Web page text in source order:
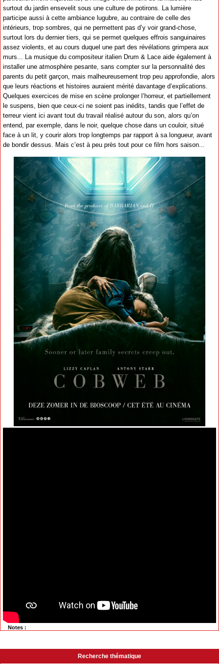
surtout du jardin ensevelit sous une culture de potirons. La lumière
participe aussi à cette ambiance lugubre, au contraire de celle des
intérieurs, trop sombres, qui ne permettent pas d’y voir grand-chose,
surtout lors du dernier tiers, qui se permet quelques effrois sanguinaires
assez violents, et au cours duquel une part des révélations grimpera aux
murs... La musique du compositeur italien Drum & Lace aide également à
installer une atmosphère pesante, sans compter sur la personnalité des
parents du petit garçon, mais malheureusement trop peu approfondie, alors
que leurs réactions et histoires auraient mérité davantage d’explications.
Quelques exercices de mise en scène prolonger l’horreur, et partiellement
le suspens, bien que ceux-ci ne soient pas inédits, tandis que l’effet de
terreur vient ici avant tout du travail réalisé autour du son, alors qu’on
entend, par exemple, dans le noir, quelque chose dans un couloir, situé
face à un lit, y courir alors trop longtemps par rapport à sa longueur, avant
de bondir dessus. Mais c’est à peu près tout pour ce film hors saison...
Notes :
Recherche thématique